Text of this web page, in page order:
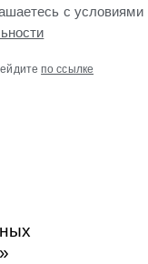
с условиями
по ссылке